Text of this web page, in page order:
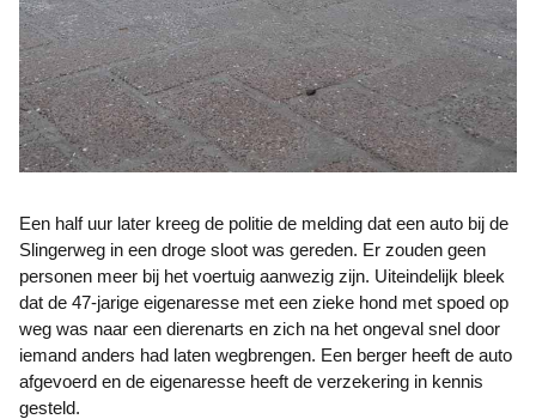
Een half uur later kreeg de politie de melding dat een auto bij de
Slingerweg in een droge sloot was gereden. Er zouden geen
personen meer bij het voertuig aanwezig zijn. Uiteindelijk bleek
dat de 47-jarige eigenaresse met een zieke hond met spoed op
weg was naar een dierenarts en zich na het ongeval snel door
iemand anders had laten wegbrengen. Een berger heeft de auto
afgevoerd en de eigenaresse heeft de verzekering in kennis
gesteld.